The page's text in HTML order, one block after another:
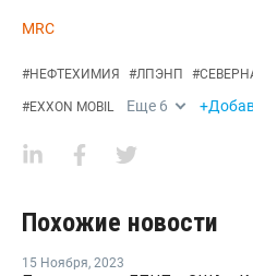
MRC
#НЕФТЕХИМИЯ #ЛПЭНП #
#EXXON MOBIL Еще 6
Похожие новости
15 Ноября, 2023